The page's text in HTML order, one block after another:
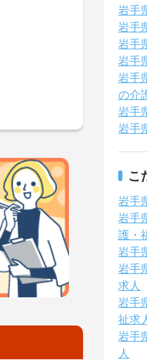
岩手
岩手
岩手
岩手
岩手
の介
岩手
岩手
こ
岩手
岩手
護・
岩手
岩手
求人
岩手
祉求
岩手
人